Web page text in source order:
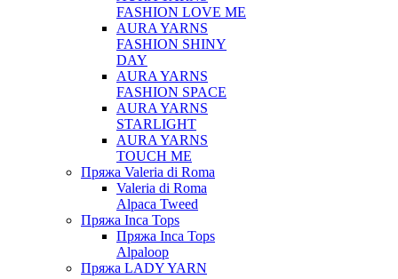
FASHION LOVE ME
AURA YARNS
FASHION SHINY
DAY
AURA YARNS
FASHION SPACE
AURA YARNS
STARLIGHT
AURA YARNS
TOUCH ME
Пряжа Valeria di Roma
Valeria di Roma
Alpaca Tweed
Пряжа Inca Tops
Пряжа Inca Tops
Alpaloop
Пряжа LADY YARN